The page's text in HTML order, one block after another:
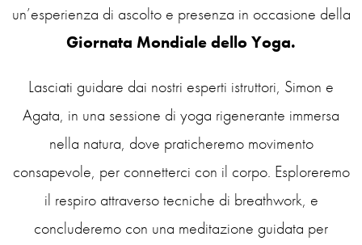
un’esperienza di ascolto e presenza in occasione della
Giornata Mondiale dello Yoga.
Lasciati guidare dai nostri esperti istruttori, Simon e
Agata, in una sessione di yoga rigenerante immersa
nella natura, dove praticheremo movimento
consapevole, per connetterci con il corpo. Esploreremo
il respiro attraverso tecniche di breathwork, e
concluderemo con una meditazione guidata per